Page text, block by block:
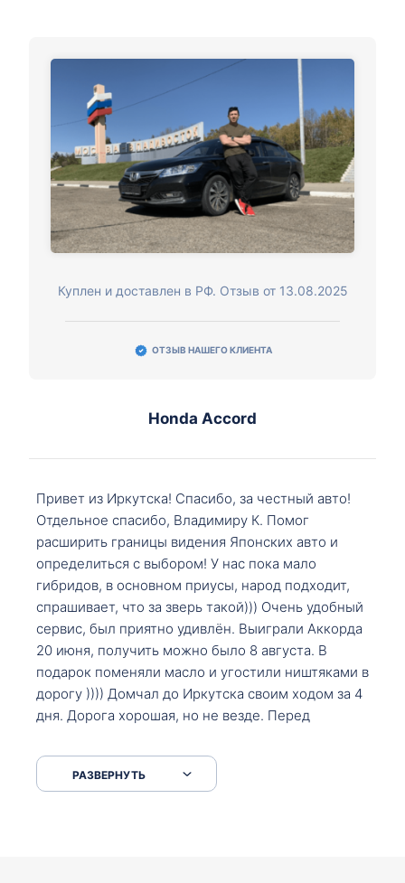
Куплен и доставлен в РФ. Отзыв от 13.08.2025
ОТЗЫВ НАШЕГО КЛИЕНТА
Honda Accord
Привет из Иркутска! Спасибо, за честный авто!
Отдельное спасибо, Владимиру К. Помог
расширить границы видения Японских авто и
определиться с выбором! У нас пока мало
гибридов, в основном приусы, народ подходит,
спрашивает, что за зверь такой))) Очень удобный
сервис, был приятно удивлён. Выиграли Аккорда
20 июня, получить можно было 8 августа. В
подарок поменяли масло и угостили ништяками в
дорогу )))) Домчал до Иркутска своим ходом за 4
дня. Дорога хорошая, но не везде. Перед
серпантинах по пути следования.
РАЗВЕРНУТЬ